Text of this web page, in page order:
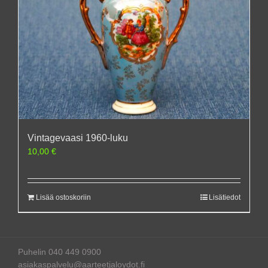
Vintagevaasi 1960-luku
10,00 €
Lisää ostoskoriin Lisätiedot
Puhelin 040 449 0900
asiakaspalvelu@aarteetjaloydot.fi